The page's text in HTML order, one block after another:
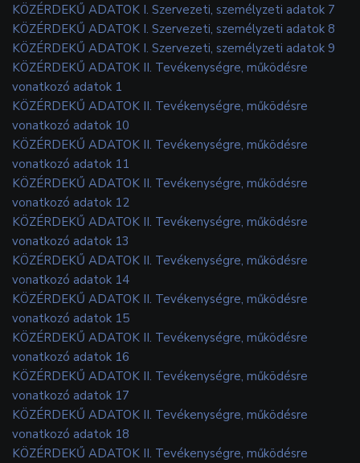
KÖZÉRDEKŰ ADATOK I. Szervezeti, személyzeti adatok 7
KÖZÉRDEKŰ ADATOK I. Szervezeti, személyzeti adatok 8
KÖZÉRDEKŰ ADATOK I. Szervezeti, személyzeti adatok 9
KÖZÉRDEKŰ ADATOK II. Tevékenységre, működésre
vonatkozó adatok 1
KÖZÉRDEKŰ ADATOK II. Tevékenységre, működésre
vonatkozó adatok 10
KÖZÉRDEKŰ ADATOK II. Tevékenységre, működésre
vonatkozó adatok 11
KÖZÉRDEKŰ ADATOK II. Tevékenységre, működésre
vonatkozó adatok 12
KÖZÉRDEKŰ ADATOK II. Tevékenységre, működésre
vonatkozó adatok 13
KÖZÉRDEKŰ ADATOK II. Tevékenységre, működésre
vonatkozó adatok 14
KÖZÉRDEKŰ ADATOK II. Tevékenységre, működésre
vonatkozó adatok 15
KÖZÉRDEKŰ ADATOK II. Tevékenységre, működésre
vonatkozó adatok 16
KÖZÉRDEKŰ ADATOK II. Tevékenységre, működésre
vonatkozó adatok 17
KÖZÉRDEKŰ ADATOK II. Tevékenységre, működésre
vonatkozó adatok 18
KÖZÉRDEKŰ ADATOK II. Tevékenységre, működésre